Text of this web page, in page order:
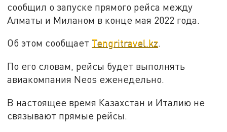
сообщил о запуске прямого рейса между
Алматы и Миланом в конце мая 2022 года.
Об этом сообщает Tengritravel.kz.
По его словам, рейсы будет выполнять
авиакомпания Neos еженедельно.
В настоящее время Казахстан и Италию не
связывают прямые рейсы.